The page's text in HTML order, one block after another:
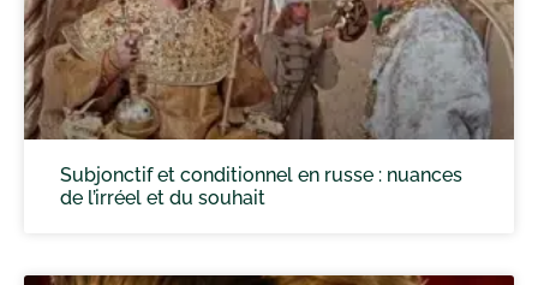
Subjonctif et conditionnel en russe : nuances
de l’irréel et du souhait